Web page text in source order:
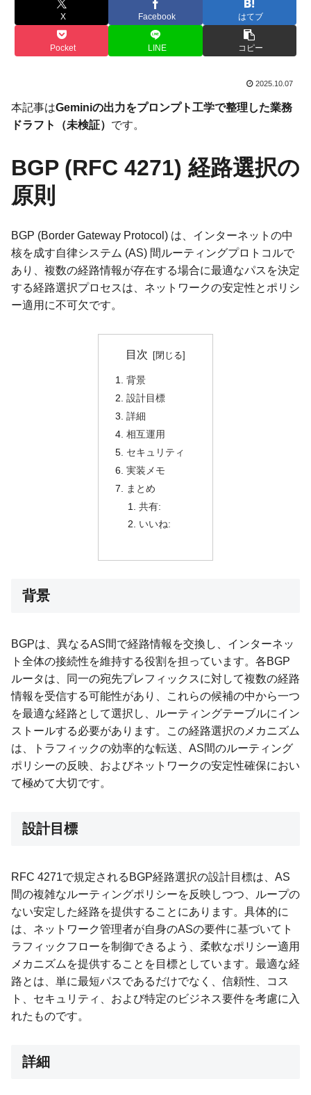
X Facebook はてブ
Pocket LINE コピー
2025.10.07
本記事はGeminiの出力をプロンプト工学で整理した業務
ドラフト（未検証） です。
BGP (RFC 4271) 経路選択の
原則
BGP (Border Gateway Protocol) は、インターネットの中
核を成す自律システム (AS) 間ルーティングプロトコルで
あり、複数の経路情報が存在する場合に最適なパスを決定
する経路選択プロセスは、ネットワークの安定性とポリシ
ー適用に不可欠です。
目次
背景
設計目標
詳細
相互運用
セキュリティ
実装メモ
まとめ
共有:
いいね:
背景
BGPは、異なるAS間で経路情報を交換し、インターネッ
ト全体の接続性を維持する役割を担っています。各BGP
ルータは、同一の宛先プレフィックスに対して複数の経路
情報を受信する可能性があり、これらの候補の中から一つ
を最適な経路として選択し、ルーティングテーブルにイン
ストールする必要があります。この経路選択のメカニズム
は、トラフィックの効率的な転送、AS間のルーティング
ポリシーの反映、およびネットワークの安定性確保におい
て極めて大切です。
設計目標
RFC 4271で規定されるBGP経路選択の設計目標は、AS
間の複雑なルーティングポリシーを反映しつつ、ループの
ない安定した経路を提供することにあります。具体的に
は、ネットワーク管理者が自身のASの要件に基づいてト
ラフィックフローを制御できるよう、柔軟なポリシー適用
メカニズムを提供することを目標としています。最適な経
路とは、単に最短パスであるだけでなく、信頼性、コス
ト、セキュリティ、および特定のビジネス要件を考慮に入
れたものです。
詳細